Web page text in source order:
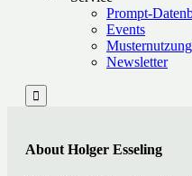
Prompt-
Events
Newsletter

About Holger Esseling